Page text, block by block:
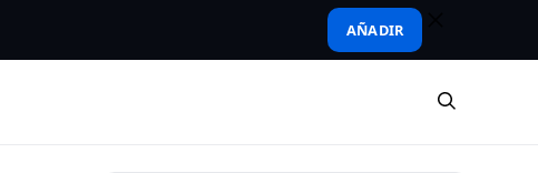
AÑADIR